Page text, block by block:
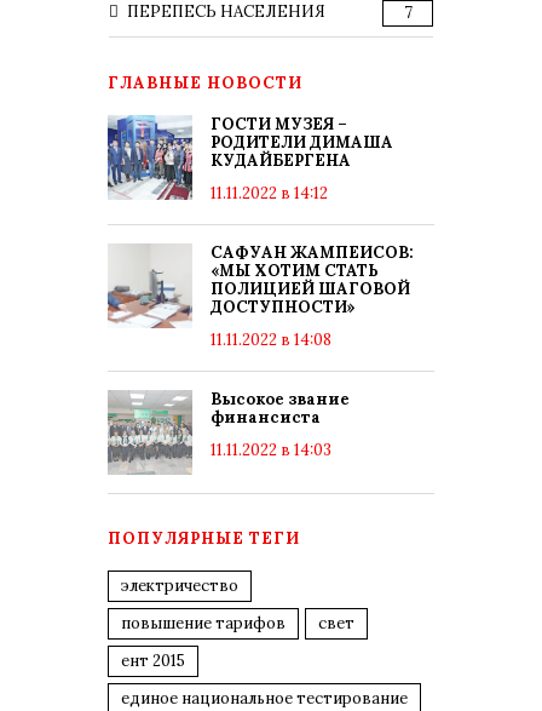
ПЕРЕПЕСЬ НАСЕЛЕНИЯ 7
ГЛАВНЫЕ НОВОСТИ
ГОСТИ МУЗЕЯ –
РОДИТЕЛИ ДИМАША
КУДАЙБЕРГЕНА
11.11.2022 в 14:12
САФУАН ЖАМПЕИСОВ:
«МЫ ХОТИМ СТАТЬ
ПОЛИЦИЕЙ ШАГОВОЙ
ДОСТУПНОСТИ»
11.11.2022 в 14:08
Высокое звание
финансиста
11.11.2022 в 14:03
ПОПУЛЯРНЫЕ ТЕГИ
электричество
повышение тарифов
свет
ент 2015
единое национальное тестирование